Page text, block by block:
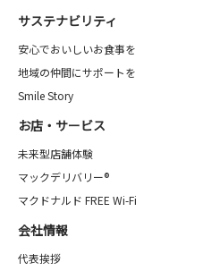
サステナビリティ
安心でおいしいお食事を
地域の仲間にサポートを
Smile Story
お店・サービス
未来型店舗体験
マックデリバリー®
マクドナルド FREE Wi-Fi
会社情報
代表挨拶